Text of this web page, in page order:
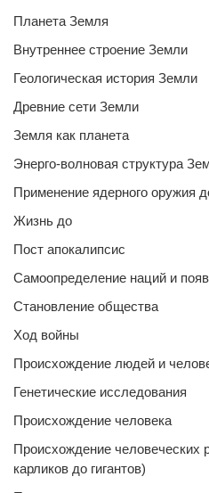
Планета Земля
Внутреннее строение Земли
Геологическая история Земли
Древние сети Земли
Земля как планета
Энерго-волновая структура
Применение ядерного оружия
Жизнь до
Пост апокалипсис
Самоопределение наций и
Становление общества
Ход войны
Происхождение людей и
Генетические исследования
Происхождение человека
Происхождение человеческих
карликов до гигантов)